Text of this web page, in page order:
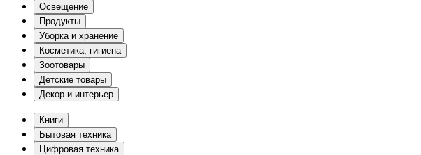
Освещение
Продукты
Уборка и хранение
Косметика, гигиена
Зоотовары
Детские товары
Декор и интерьер
Книги
Бытовая техника
Цифровая техника